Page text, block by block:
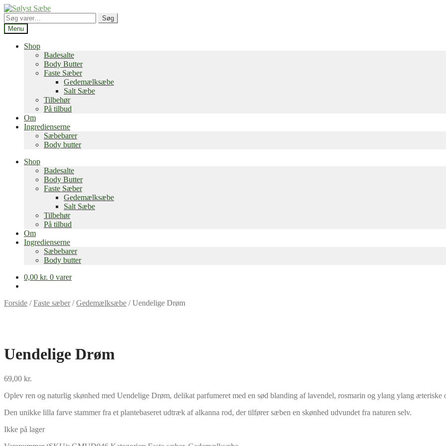
Spring
til
navigation
Spring
til
indhold
Søg
efter:
Søg
Menu
Shop
Badesalte
Body Butter
Faste Sæber
Gedemælksæbe
Salt Sæbe
Tilbehør
På tilbud
Om
Ingredienserne
Sæbebarer
Body butter
Shop
Badesalte
Body Butter
Faste Sæber
Gedemælksæbe
Salt Sæbe
Tilbehør
På tilbud
Om
Ingredienserne
Sæbebarer
Body butter
0,00 kr. 0 varer
Forside /Faste sæber/Gedemælksæbe /Uendelige Drøm
Uendelige Drøm
69,00 kr.
Oplev ren og naturlig skønhed med Uendelige Drøm, delikat parfumeret med en sød blanding af lavendel, rosmarin og ylang ylang æteriske
Den unikke lilla farve stammer fra et plantebaseret udtræk af alkanna rod, der tilfører sæben en skønhed udvundet fra naturen selv.
Ikke på lager